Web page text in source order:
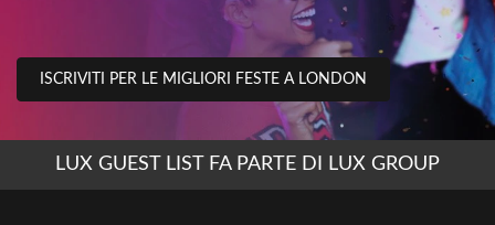
ISCRIVITI PER LE MIGLIORI FESTE A LONDON
LUX GUEST LIST FA PARTE DI LUX GROUP